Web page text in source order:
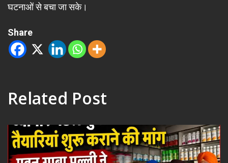
घटनाओं से बचा जा सके।
Share
Related Post